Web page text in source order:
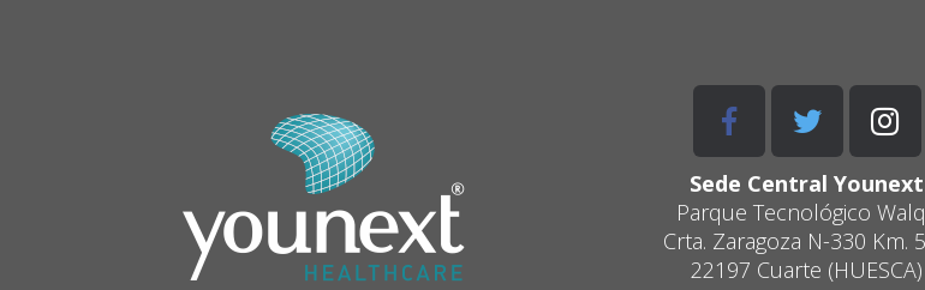
Sede Central Younext
Parque Tecnológico
Crta. Zaragoza N-330 Km.
22197 Cuarte (HUESCA)